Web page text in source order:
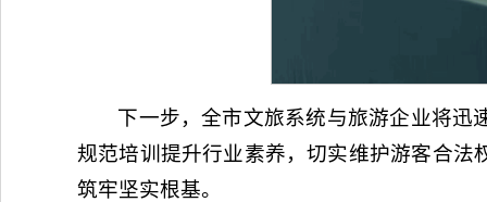
下一步，全市文旅系统与旅游企业将迅
规范培训提升行业素养，切实维护游客合
筑牢坚实根基。